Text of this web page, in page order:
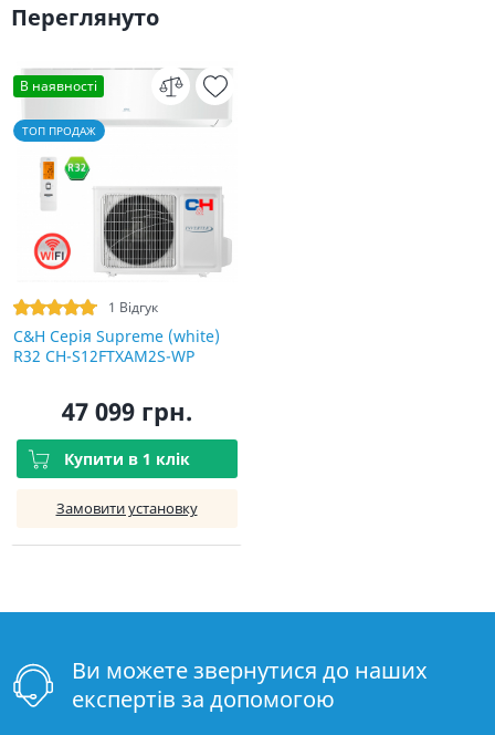
Переглянуто
В наявності
ТОП ПРОДАЖ
1 Відгук
C&H Серія Supreme (white)
R32 CH-S12FTXAM2S-WP
47 099 грн.
Купити в 1 клік
Замовити установку
Ви можете звернутися до наших
експертів за допомогою